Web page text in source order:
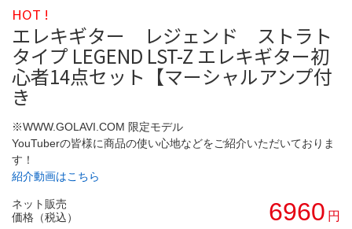
HOT !
エレキギター レジェンド ストラト
タイプ LEGEND LST-Z エレキギター初
心者14点セット【マーシャルアンプ付
き
※WWW.GOLAVI.COM 限定モデル
YouTuberの皆様に商品の使い心地などをご紹介いただいておりま
す！
紹介動画はこちら
ネット販売
価格（税込）
6960 円